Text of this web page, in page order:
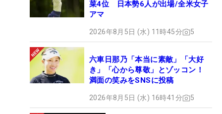
菜4位 日本勢6人が出場/全米女子
アマ
2026年8月5日 (水) 11時45分 5
六車日那乃「本当に素敵」「大好
き」「心から尊敬」とゾッコン！
満面の笑みをSNSに投稿
2026年8月5日 (水) 16時41分 5